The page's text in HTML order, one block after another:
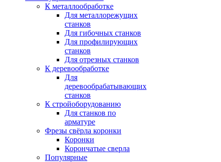
К металлообработке
Для металлорежущих
станков
Для гибочных станков
Для профилирующих
станков
Для отрезных станков
К деревообработке
Для
деревообрабатывающих
станков
К стройоборудованию
Для станков по
арматуре
Фрезы свёрла коронки
Коронки
Корончатые сверла
Популярные